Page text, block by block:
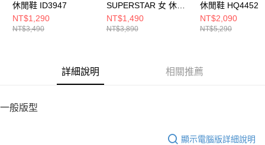
休閒鞋 ID3947
NT$1,290
NT$3,490
SUPERSTAR 女 休閒
鞋 IE0387
NT$1,490
NT$3,890
休閒鞋 HQ4452
NT$2,090
NT$5,290
詳細說明 相關推薦
一般版型
顯示電腦版詳細說明